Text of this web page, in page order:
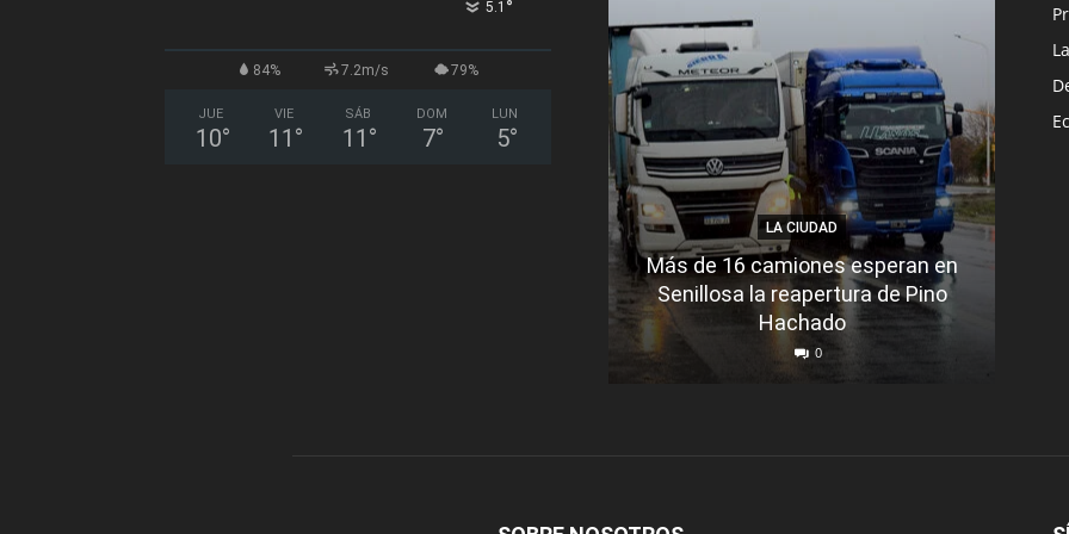
5.1 °
84% 7.2m/s 79%
JUE
10°
VIE
11 °
SÁB
11 °
DOM
7°
LUN
5°
LA CIUDAD
Más de 16 camiones esperan en
Senillosa la reapertura de Pino
Hachado
0